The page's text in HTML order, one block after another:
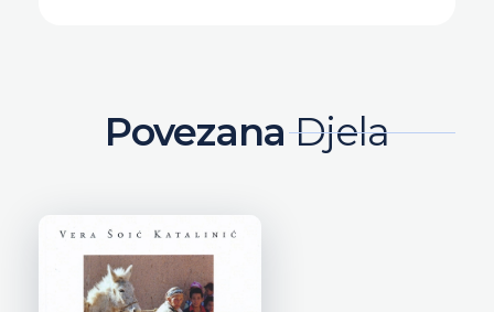
PovezanaDjela